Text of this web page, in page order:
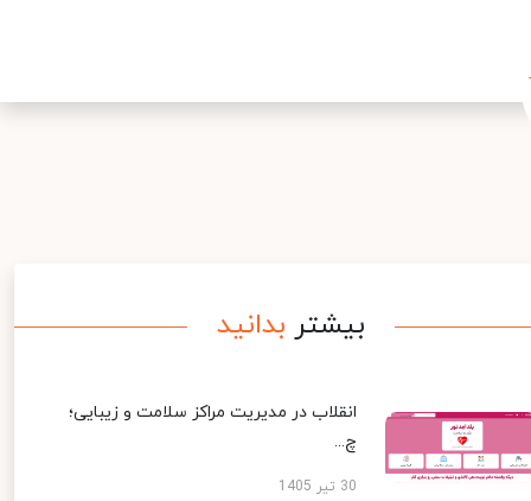
بیشتر بدانید
انقلاب در مدیریت مراکز سلامت و زیبایی؛
چ...
30 تیر 1405